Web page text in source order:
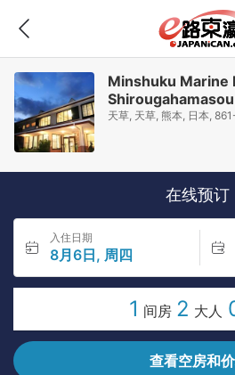
Minshuku Marine
Shirougahamasou
天草, 天草, 熊本, 日本,
在线预订
入住日期
8月6日, 周四
1 间房 2 大人
查看空房和